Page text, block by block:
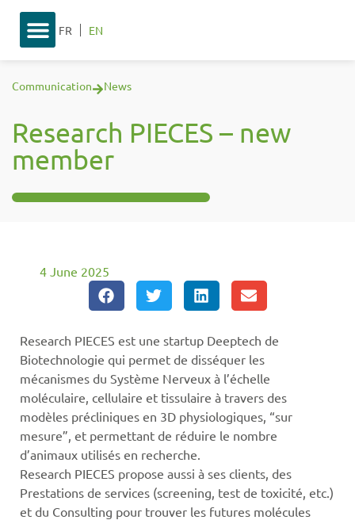
FR EN
Communication News
Research PIECES – new
member
4 June 2025
Research PIECES est une startup Deeptech de
Biotechnologie qui permet de disséquer les
mécanismes du Système Nerveux à l’échelle
moléculaire, cellulaire et tissulaire à travers des
modèles précliniques en 3D physiologiques, “sur
mesure”, et permettant de réduire le nombre
d’animaux utilisés en recherche.
Research PIECES propose aussi à ses clients, des
Prestations de services (screening, test de toxicité, etc.)
et du Consulting pour trouver les futures molécules